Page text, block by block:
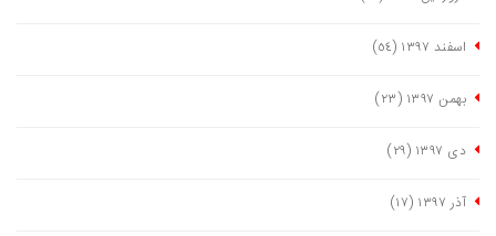
اسفند ١٣٩٧ (٥٤)
بهمن ١٣٩٧ (٢٣)
دی ١٣٩٧ (٢٩)
آذر ١٣٩٧ (١٧)